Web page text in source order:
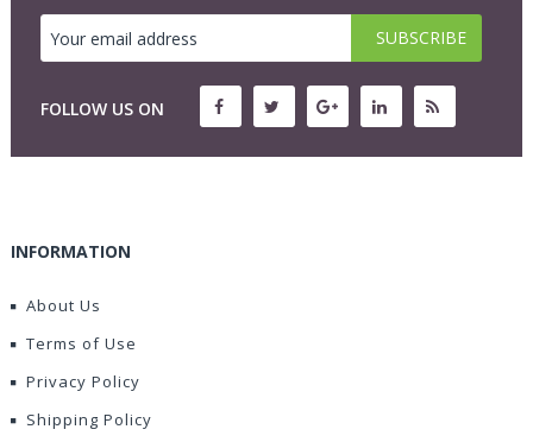
FOLLOW US ON
INFORMATION
About Us
Terms of Use
Privacy Policy
Shipping Policy